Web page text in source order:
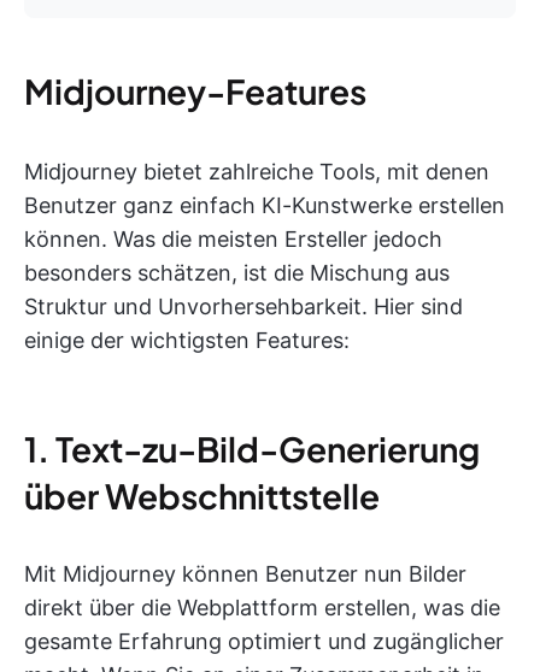
Midjourney-Features
Midjourney bietet zahlreiche Tools, mit denen
Benutzer ganz einfach KI-Kunstwerke erstellen
können. Was die meisten Ersteller jedoch
besonders schätzen, ist die Mischung aus
Struktur und Unvorhersehbarkeit. Hier sind
einige der wichtigsten Features:
1. Text-zu-Bild-Generierung
über Webschnittstelle
Mit Midjourney können Benutzer nun Bilder
direkt über die Webplattform erstellen, was die
gesamte Erfahrung optimiert und zugänglicher